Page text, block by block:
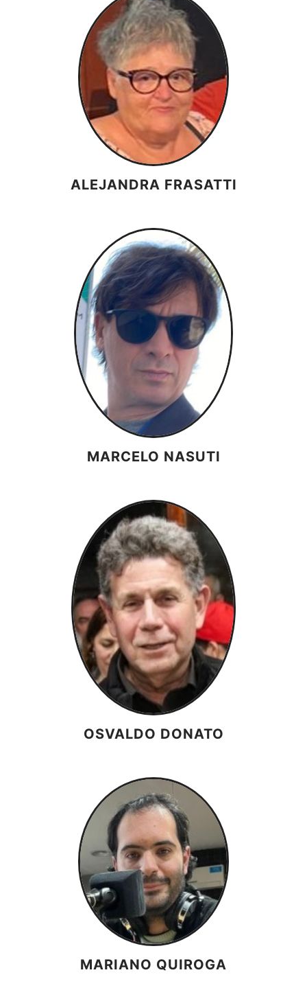
ALEJANDRA FRASATTI
MARCELO NASUTI
OSVALDO DONATO
MARIANO QUIROGA